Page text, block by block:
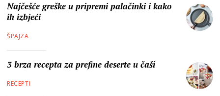
Najčešće greške u pripremi palačinki i kako
ih izbjeći
ŠPAJZA
3 brza recepta za prefine deserte u čaši
RECEPTI